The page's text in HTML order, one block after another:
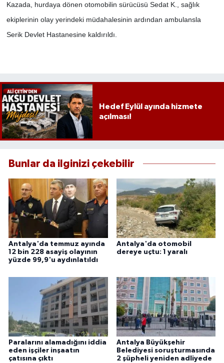
Kazada, hurdaya dönen otomobilin sürücüsü Sedat K., sağlık
ekiplerinin olay yerindeki müdahalesinin ardından ambulansla
Serik Devlet Hastanesine kaldırıldı.
Hedef Eylül ayında hizmete
açılması!
Bunlar da ilginizi çekebilir
Antalya'da temmuz ayında
12 bin 228 asayiş olayının
yüzde 99,9'u aydınlatıldı
Antalya'da otomobil
dereye uçtu: 1 yaralı
Paralarını alamadığını iddia
eden işçiler inşaatın
çatısına çıktı
Antalya Büyükşehir
Belediyesi soruşturmasında
2 şüpheli yeniden adliyede